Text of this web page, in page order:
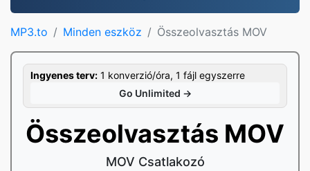
MP3.to Minden eszköz Összeolvasztás MOV
Ingyenes terv: 1 konverzió/óra, 1 fájl egyszerre
Go Unlimited →
Összeolvasztás MOV
MOV Csatlakozó